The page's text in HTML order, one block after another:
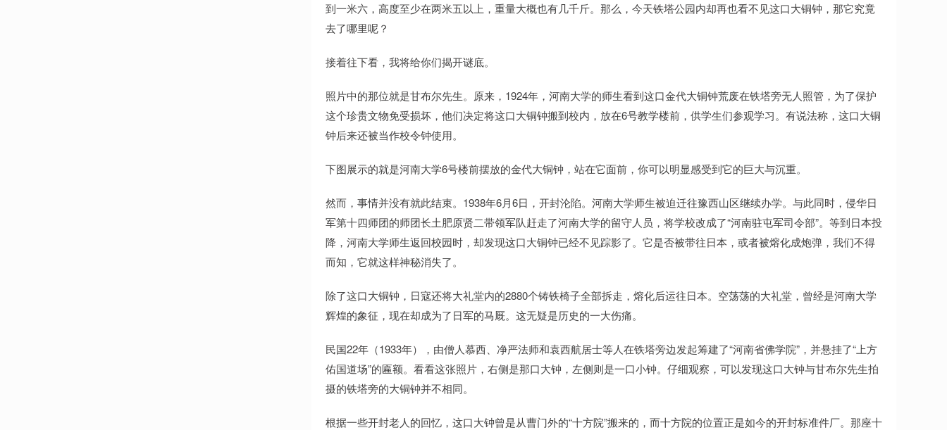
到一米六，高度至少在两米五以上，重量大概也有几千斤。那么，今天铁塔公园内却再也看不见这口大铜钟，那它究竟
去了哪里呢？
接着往下看，我将给你们揭开谜底。
照片中的那位就是甘布尔先生。原来，1924年，河南大学的师生看到这口金代大铜钟荒废在铁塔旁无人照管，为了保护
这个珍贵文物免受损坏，他们决定将这口大铜钟搬到校内，放在6号教学楼前，供学生们参观学习。有说法称，这口大铜
钟后来还被当作校令钟使用。
下图展示的就是河南大学6号楼前摆放的金代大铜钟，站在它面前，你可以明显感受到它的巨大与沉重。
然而，事情并没有就此结束。1938年6月6日，开封沦陷。河南大学师生被迫迁往豫西山区继续办学。与此同时，侵华日
军第十四师团的师团长土肥原贤二带领军队赶走了河南大学的留守人员，将学校改成了“河南驻屯军司令部”。等到日本投
降，河南大学师生返回校园时，却发现这口大铜钟已经不见踪影了。它是否被带往日本，或者被熔化成炮弹，我们不得
而知，它就这样神秘消失了。
除了这口大铜钟，日寇还将大礼堂内的2880个铸铁椅子全部拆走，熔化后运往日本。空荡荡的大礼堂，曾经是河南大学
辉煌的象征，现在却成为了日军的马厩。这无疑是历史的一大伤痛。
民国22年（1933年），由僧人慕西、净严法师和袁西航居士等人在铁塔旁边发起筹建了“河南省佛学院”，并悬挂了“上方
佑国道场”的匾额。看看这张照片，右侧是那口大钟，左侧则是一口小钟。仔细观察，可以发现这口大钟与甘布尔先生拍
摄的铁塔旁的大铜钟并不相同。
根据一些开封老人的回忆，这口大钟曾是从曹门外的“十方院”搬来的，而十方院的位置正是如今的开封标准件厂。那座十